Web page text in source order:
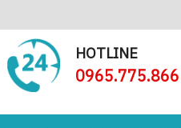
HOTLINE
0965.775.866